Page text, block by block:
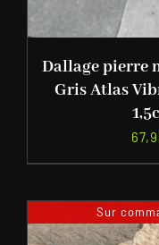
Dallage pierre
Gris Atlas
Sur